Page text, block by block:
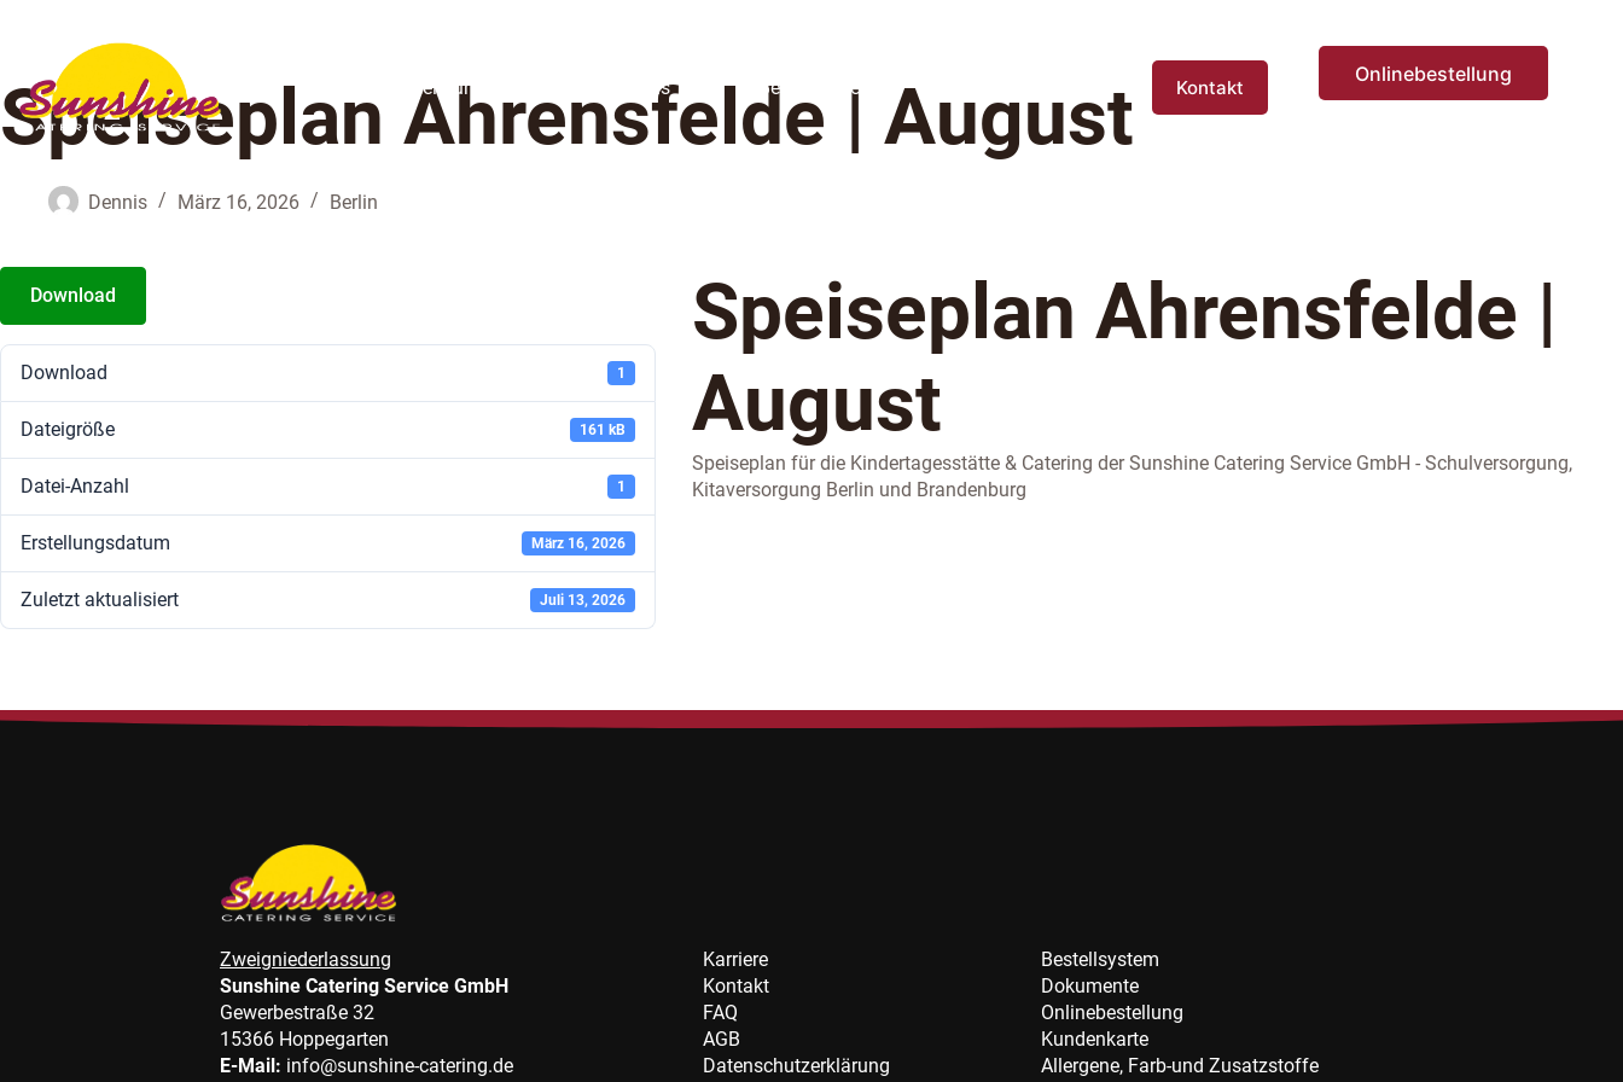
Unsere Leistungen Über Uns Bestellsystem Kontakt
Onlinebestellung
Speiseplan Ahrensfelde | August
Dennis März 16, 2026 Berlin
Download
Download 1
Dateigröße 161 kB
Datei-Anzahl 1
Erstellungsdatum März 16, 2026
Zuletzt aktualisiert Juli 13, 2026
Speiseplan Ahrensfelde |
August
Speiseplan für die Kindertagesstätte & Catering der Sunshine Catering Service GmbH - Schulversorgung,
Kitaversorgung Berlin und Brandenburg
Zweigniederlassung
Sunshine Catering Service GmbH
Gewerbestraße 32
15366 Hoppegarten
E-Mail: info@sunshine-catering.de
Karriere
Kontakt
FAQ
AGB
Datenschutzerklärung
Bestellsystem
Dokumente
Onlinebestellung
Kundenkarte
Allergene, Farb-und Zusatzstoffe